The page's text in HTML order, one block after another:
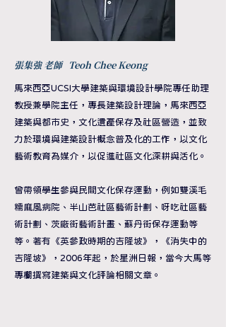
​張集強 老師 Teoh Chee Keong
馬來西亞UCSI大學建築與環境設計學院專任助理
教授兼學院主任，專長建築設計理論，馬來西亞
建築與都市史，文化遺產保存及社區營造，並致
力於環境與建築設計概念普及化的工作，以文化
藝術教育為媒介，以促進社區文化深耕與活化。
曾帶領學生參與民間文化保存運動，例如雙溪毛
糯麻風病院、 半山芭社區藝術計劃、呀吃社區藝
術計劃、茨廠街藝術計畫、蘇丹街保存運動等
等。著有《英參政時期的吉隆坡》，《消失中的
吉隆坡》，2006年起，於星洲日報，當今大馬等
專欄撰寫建築與文化評論相關文章。